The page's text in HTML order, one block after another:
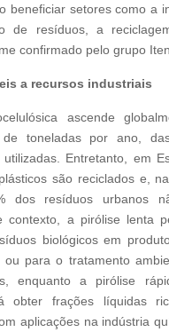
beneficiar setores como a
de resíduos, a
confirmado pelo grupo
a recursos industriais
ascende
de toneladas por ano,
Entretanto, em
são reciclados e,
dos resíduos urbanos
contexto, a pirólise lenta
biológicos em
ou para o tratamento
enquanto a pirólise
obter frações líquidas
aplicações na indústria